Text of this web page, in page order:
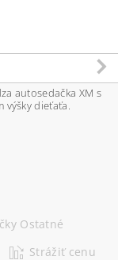
autosedačka XM s
dieťaťa.
Ostatné
Strážiť cenu